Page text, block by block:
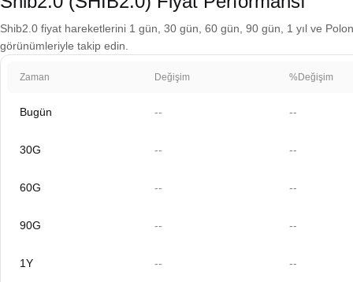
Shib2.0 fiyat hareketlerini 1 gün, 30 gün, 60 gün, 90 gün, 1 yıl ve
görünümleriyle takip edin.
Zaman Değişim %Değişim
Bugün -- --
30G -- --
60G -- --
90G -- --
1Y -- --